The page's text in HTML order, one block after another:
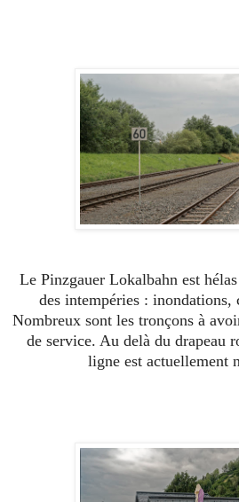
Le Pinzgauer Lokalbahn est
des intempéries : inondations,
Nombreux sont les tronçons à
de service. Au delà du drapeau
ligne est actuellement